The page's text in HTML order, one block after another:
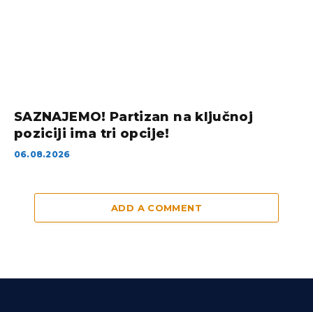
SAZNAJEMO! Partizan na ključnoj
poziciji ima tri opcije!
06.08.2026
ADD A COMMENT